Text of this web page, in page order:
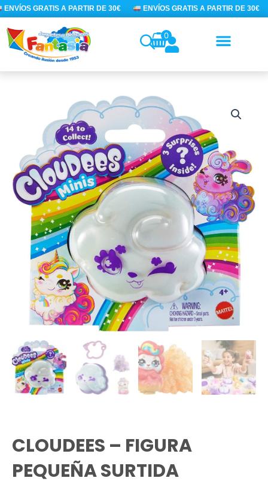
Ir
al
contenido
ENVÍOS GRATIS A PARTIR DE 30€ ENVÍOS GRATIS A PARTIR DE 30€
0
CLOUDEES – FIGURA
PEQUEÑA SURTIDA